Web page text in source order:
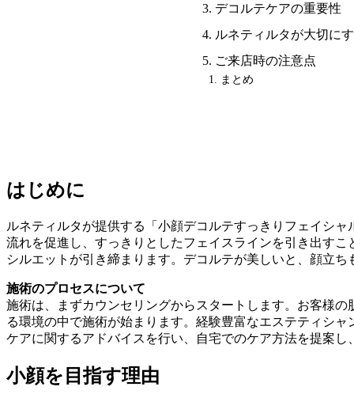
デコルテケアの重要性
ルネティルタが大切に
ご来店時の注意点
まとめ
はじめに
ルネティルタが提供する「小顔デコルテすっきりフェイシ
流れを促進し、すっきりとしたフェイスラインを引き出す
シルエットが引き締まります。デコルテが美しいと、顔立
施術のプロセスについて
施術は、まずカウンセリングからスタートします。お客様
る環境の中で施術が始まります。経験豊富なエステティシ
ケアに関するアドバイスを行い、自宅でのケア方法を提案し
小顔を目指す理由